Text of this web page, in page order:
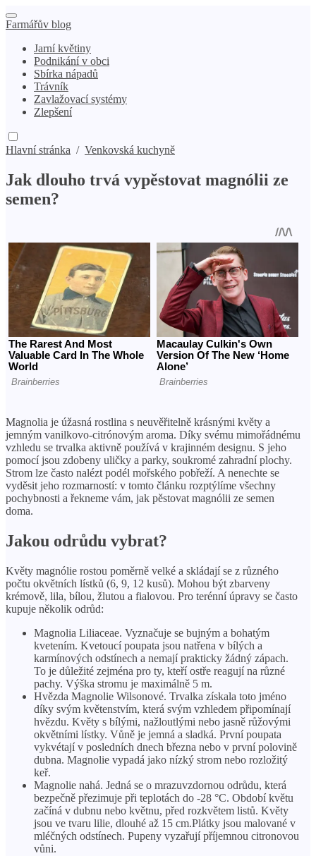
Farmářův blog
Jarní květiny
Podnikání v obci
Sbírka nápadů
Trávník
Zavlažovací systémy
Zlepšení
Hlavní stránka / Venkovská kuchyně
Jak dlouho trvá vypěstovat magnólii ze
semen?
Magnolia je úžasná rostlina s neuvěřitelně krásnými květy a
jemným vanilkovo-citrónovým aroma. Díky svému mimořádnému
vzhledu se trvalka aktivně používá v krajinném designu. S jeho
pomocí jsou zdobeny uličky a parky, soukromé zahradní plochy.
Strom lze často nalézt podél mořského pobřeží. A nenechte se
vyděsit jeho rozmarností: v tomto článku rozptýlíme všechny
pochybnosti a řekneme vám, jak pěstovat magnólii ze semen
doma.
Jakou odrůdu vybrat?
Květy magnólie rostou poměrně velké a skládají se z různého
počtu okvětních lístků (6, 9, 12 kusů). Mohou být zbarveny
krémově, lila, bílou, žlutou a fialovou. Pro terénní úpravy se často
kupuje několik odrůd:
Magnolia Liliaceae. Vyznačuje se bujným a bohatým
kvetením. Kvetoucí poupata jsou natřena v bílých a
karmínových odstínech a nemají prakticky žádný zápach.
To je důležité zejména pro ty, kteří ostře reagují na různé
pachy. Výška stromu je maximálně 5 m.
Hvězda Magnolie Wilsonové. Trvalka získala toto jméno
díky svým květenstvím, která svým vzhledem připomínají
hvězdu. Květy s bílými, nažloutlými nebo jasně růžovými
okvětními lístky. Vůně je jemná a sladká. První poupata
vykvétají v posledních dnech března nebo v první polovině
dubna. Magnolie vypadá jako nízký strom nebo rozložitý
keř.
Magnolie nahá. Jedná se o mrazuvzdornou odrůdu, která
bezpečně přezimuje při teplotách do -28 °C. Období květu
začíná v dubnu nebo květnu, před rozkvětem listů. Květy
jsou ve tvaru lilie, dlouhé až 15 cm.Plátky jsou malované v
mléčných odstínech. Pupeny vyzařují příjemnou citronovou
vůni.